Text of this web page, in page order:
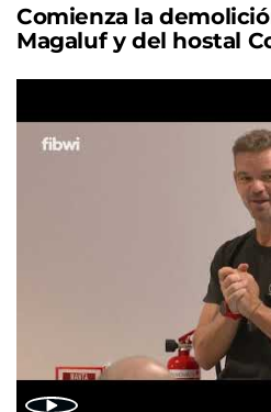
Comienza la
Magaluf y del hostal